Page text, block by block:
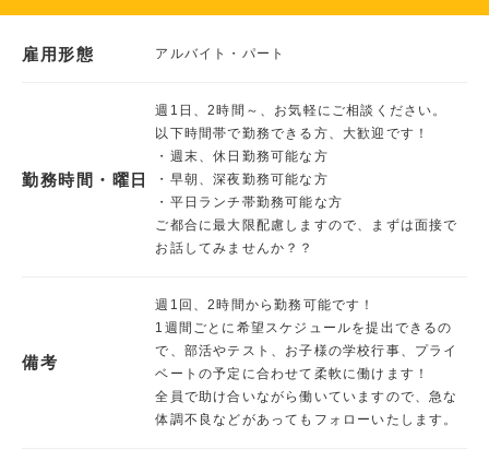
雇用形態 アルバイト・パート
勤務時間・曜日
週1日、2時間～、お気軽にご相談ください。
以下時間帯で勤務できる方、大歓迎です！
・週末、休日勤務可能な方
・早朝、深夜勤務可能な方
・平日ランチ帯勤務可能な方
ご都合に最大限配慮しますので、まずは面接で
お話してみませんか？？
備考
週1回、2時間から勤務可能です！
1週間ごとに希望スケジュールを提出できるの
で、部活やテスト、お子様の学校行事、プライ
ベートの予定に合わせて柔軟に働けます！
全員で助け合いながら働いていますので、急な
体調不良などがあってもフォローいたします。